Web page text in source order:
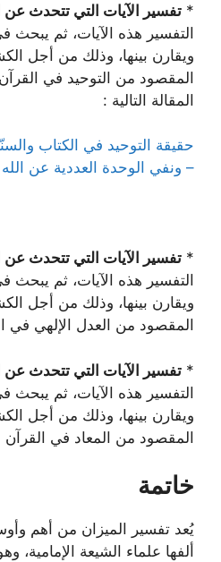
* تفسير الآيات التي تتحدث عن
التفسير هذه الآيات، ثم يبحث
ويقارن بينها، وذلك من أجل
المقصود من التوحيد في
المقالة التالية :
حقيقة التوحيد في الكتاب
– ونفي الوحدة العددية عن الله
* تفسير الآيات التي تتحدث عن
التفسير هذه الآيات، ثم يبحث
ويقارن بينها، وذلك من أجل
المقصود من العدل الإلهي في
* تفسير الآيات التي تتحدث عن
التفسير هذه الآيات، ثم يبحث
ويقارن بينها، وذلك من أجل
المقصود من المعاد في القرآن
خاتمة
يُعد تفسير الميزان من أهم
ألفها علماء الشيعة الإمامية،